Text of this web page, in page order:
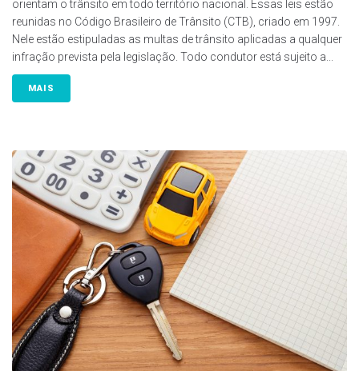
orientam o trânsito em todo território nacional. Essas leis estão
reunidas no Código Brasileiro de Trânsito (CTB), criado em 1997.
Nele estão estipuladas as multas de trânsito aplicadas a qualquer
infração prevista pela legislação. Todo condutor está sujeito a...
MAIS